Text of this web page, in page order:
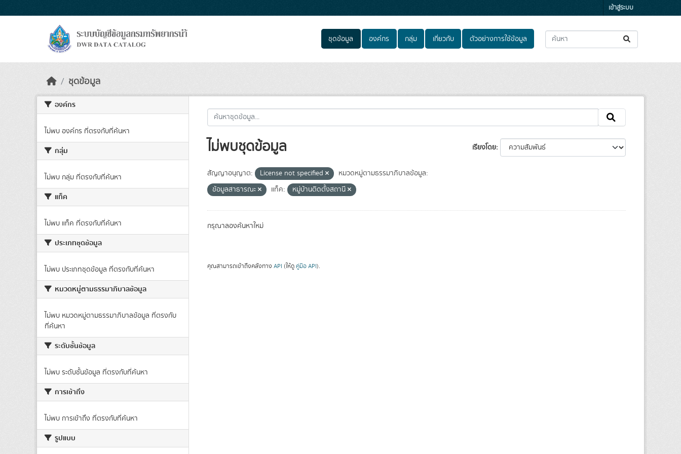
เข้าสู่ระบบ
ชุดข้อมูล องค์กร กลุ่ม เกี่ยวกับ ตัวอย่างการใช้ข้อมูล
ชุดข้อมูล
องค์กร
ไม่พบ องค์กร ที่ตรงกับที่ค้นหา
กลุ่ม
ไม่พบ กลุ่ม ที่ตรงกับที่ค้นหา
แท็ค
ไม่พบ แท็ค ที่ตรงกับที่ค้นหา
ประเภทชุดข้อมูล
ไม่พบ ประเภทชุดข้อมูล ที่ตรงกับที่ค้นหา
หมวดหมู่ตามธรรมาภิบาลข้อมูล
ไม่พบ หมวดหมู่ตามธรรมาภิบาลข้อมูล ที่ตรงกับ
ที่ค้นหา
ระดับชั้นข้อมูล
ไม่พบ ระดับชั้นข้อมูล ที่ตรงกับที่ค้นหา
การเข้าถึง
ไม่พบ การเข้าถึง ที่ตรงกับที่ค้นหา
รูปแบบ
เรียงโดย
ไม่พบชุดข้อมูล
สัญญาอนุญาต: License not specified
หมวดหมู่ตามธรรมาภิบาลข้อมูล:
ข้อมูลสาธารณะ
แท็ค: หมู่บ้านติดตั้งสถานี
กรุณาลองค้นหาใหม่
คุณสามารถเข้าถึงคลังทาง API (ให้ดู คู่มือ API).